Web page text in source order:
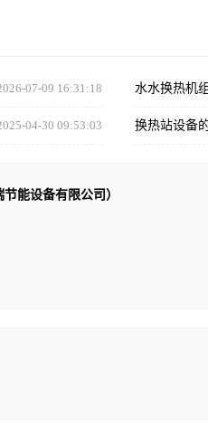
07-09 16:31:18 水水换热机
04-30 09:53:03 换热站设备
能设备有限公司）